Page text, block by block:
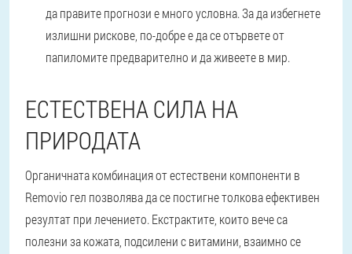
да правите прогнози е много условна. За да избегнете
излишни рискове, по-добре е да се отървете от
папиломите предварително и да живеете в мир.
ЕСТЕСТВЕНА СИЛА НА
ПРИРОДАТА
Органичната комбинация от естествени компоненти в
Removio гел позволява да се постигне толкова ефективен
резултат при лечението. Екстрактите, които вече са
полезни за кожата, подсилени с витамини, взаимно се